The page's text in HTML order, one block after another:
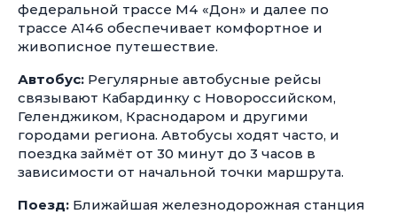
федеральной трассе М4 «Дон» и далее по
трассе А146 обеспечивает комфортное и
живописное путешествие.
Автобус: Регулярные автобусные рейсы
связывают Кабардинку с Новороссийском,
Геленджиком, Краснодаром и другими
городами региона. Автобусы ходят часто, и
поездка займёт от 30 минут до 3 часов в
зависимости от начальной точки маршрута.
Поезд: Ближайшая железнодорожная станция